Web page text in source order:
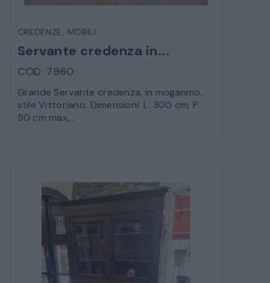
MOBILI
CREDENZE, MOBILI
Servante credenza in...
COD: 7960
Grande Servante credenza, in moganmo,
stile Vittoriano. Dimensioni: L. 300 cm, P.
50 cm max,...